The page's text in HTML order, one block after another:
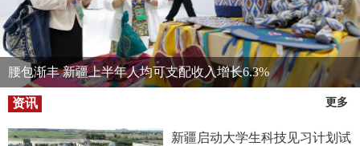
腰包渐丰 新疆上半年人均可支配收入增长6.3%
资讯 更多
新疆启动大学生科技见习计划试